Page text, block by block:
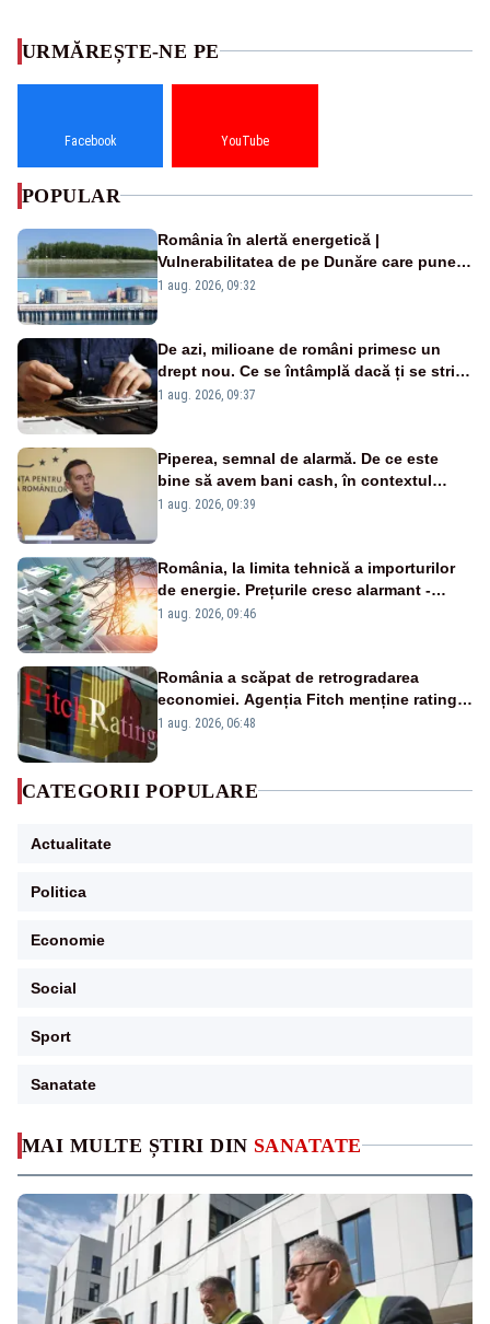
MAI MULTE ȘTIRI DIN SANATATE
URMĂREȘTE-NE PE
Facebook YouTube
POPULAR
România în alertă energetică |
Vulnerabilitatea de pe Dunăre care pune
în pericol Centrala Cernavodă era
1 aug. 2026, 09:32
De azi, milioane de români primesc un
drept nou. Ce se întâmplă dacă ți se strică
un produs
1 aug. 2026, 09:37
Piperea, semnal de alarmă. De ce este
bine să avem bani cash, în contextul
alertei energetice?
1 aug. 2026, 09:39
România, la limita tehnică a importurilor
de energie. Prețurile cresc alarmant -
Analiză Realitatea Plus
1 aug. 2026, 09:46
România a scăpat de retrogradarea
economiei. Agenția Fitch menține ratingul
„BBB-” cu perspectivă negativă
1 aug. 2026, 06:48
CATEGORII POPULARE
Actualitate
Politica
Economie
Social
Sport
Sanatate